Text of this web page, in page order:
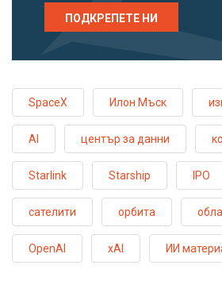
ПОДКРЕПЕТЕ НИ
SpaceX Илон Мъск
AI център за данни
Starlink Starship IPO
сателити орбита
OpenAI xAI ИИ